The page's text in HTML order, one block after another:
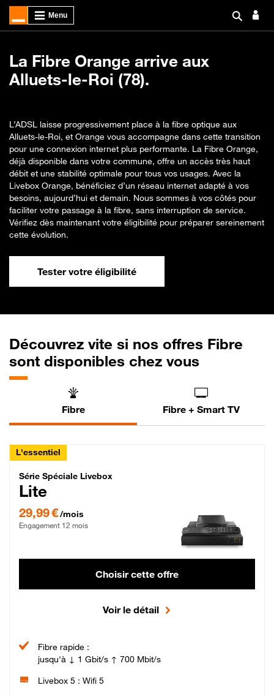
La Fibre Orange arrive aux
Alluets-le-Roi (78).
L’ADSL laisse progressivement place à la fibre optique aux
Alluets-le-Roi, et Orange vous accompagne dans cette transition
pour une connexion internet plus performante. La Fibre Orange,
déjà disponible dans votre commune, offre un accès très haut
débit et une stabilité optimale pour tous vos usages. Avec la
Livebox Orange, bénéficiez d’un réseau internet adapté à vos
besoins, aujourd’hui et demain. Nous sommes à vos côtés pour
faciliter votre passage à la fibre, sans interruption de service.
Vérifiez dès maintenant votre éligibilité pour préparer sereinement
cette évolution.
Tester votre éligibilité
Découvrez vite si nos offres Fibre
sont disponibles chez vous
Fibre Fibre + Smart TV
L'essentiel
Série Spéciale Livebox Lite Fibre
Série Spéciale Livebox
Lite
29,99 €/mois
Engagement 12 mois
Choisir cette offre
Voir le détail
Fibre rapide :
jusqu'à ↓ 1 Gbit/s ↑ 700 Mbit/s
Livebox 5 : Wifi 5